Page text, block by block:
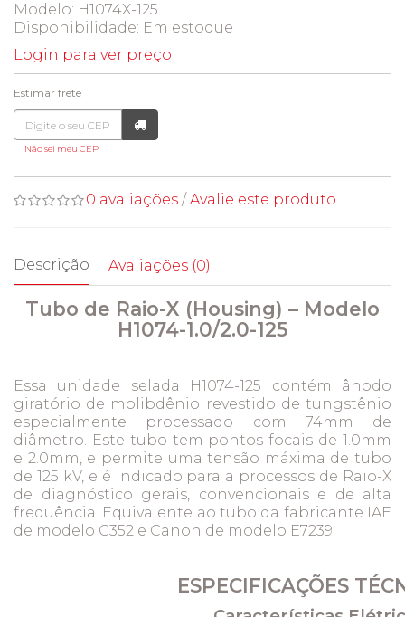
Modelo: H1074X-125
Disponibilidade: Em estoque
Login para ver preço
Estimar frete
Não sei meu CEP
0 avaliações / Avalie este produto
Descrição Avaliações (0)
Tubo de Raio-X (Housing) – Modelo
H1074-1.0/2.0-125
Essa unidade selada H1074-125 contém ânodo
giratório de molibdênio revestido de tungstênio
especialmente processado com 74mm de
diâmetro. Este tubo tem pontos focais de 1.0mm
e 2.0mm, e permite uma tensão máxima de tubo
de 125 kV, e é indicado para a processos de Raio-X
de diagnóstico gerais, convencionais e de alta
frequência. Equivalente ao tubo da fabricante IAE
de modelo C352 e Canon de modelo E7239.
ESPECIFICAÇÕES